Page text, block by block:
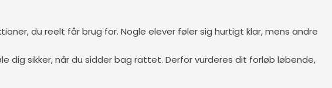
du reelt får brug for. Nogle elever føler sig hurtigt klar, mens andre
dig sikker, når du sidder bag rattet. Derfor vurderes dit forløb løbende,